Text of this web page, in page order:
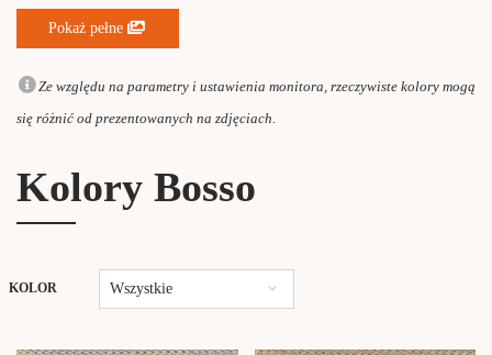
Pokaż pełne
Ze względu na parametry i ustawienia monitora, rzeczywiste kolory mogą
się różnić od prezentowanych na zdjęciach.
Kolory Bosso
KOLOR Wszystkie